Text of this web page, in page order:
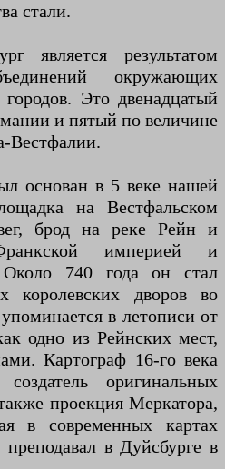
стали.
является результатом
окружающих
Это двенадцатый
и пятый по величине
Вестфалии.
основан в 5 веке нашей
на Вестфальском
брод на реке Рейн и
империей и
Около 740 года он стал
королевских дворов во
в летописи от
одно из Рейнских мест,
Картограф 16-го века
оригинальных
проекция Меркатора,
в современных картах
в Дуйсбурге в